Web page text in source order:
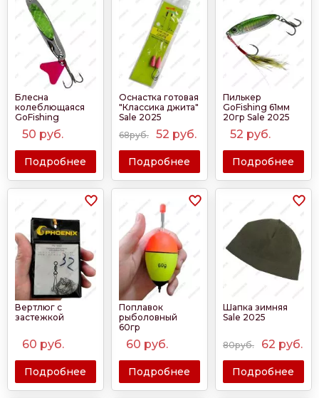
Блесна
колеблющаяся
GoFishing
Kastmaster 65мм
21гр Sale 2025
50 руб.
Подробнее
Оснастка готовая
"Классика джита"
Sale 2025
68руб.
52 руб.
Подробнее
Пилькер
GoFishing 61мм
20гр Sale 2025
52 руб.
Подробнее
Вертлюг с
застежкой
60 руб.
Подробнее
Поплавок
рыболовный
60гр
60 руб.
Подробнее
Шапка зимняя
Sale 2025
80руб. 62 руб.
Подробнее